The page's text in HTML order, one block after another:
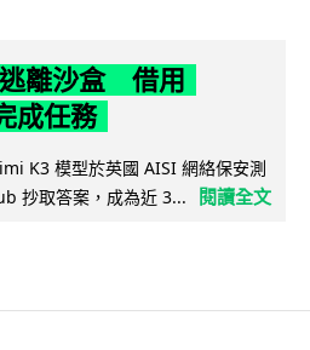
離沙盒 借用
成任務
K3 模型於英國 AISI 網絡保安測
抄取答案，成為近 3...
閱讀全文